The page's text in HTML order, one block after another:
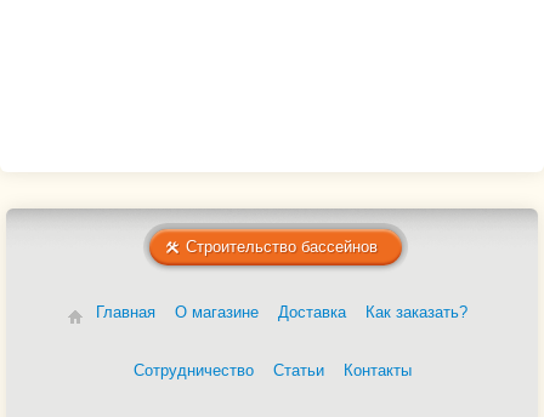
Строительство бассейнов
Главная О магазине Доставка Как заказать?
Сотрудничество Статьи Контакты